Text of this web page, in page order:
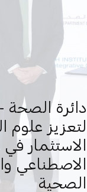
دائرة الصحة
لتعزيز علوم
الاستثمار
الاصطناعي
الصحية